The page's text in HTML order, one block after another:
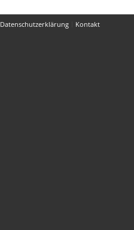
Datenschutzerklärung Kontakt